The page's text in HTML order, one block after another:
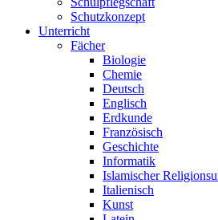
Schutzkonzept
Unterricht
Fächer
Biologie
Chemie
Deutsch
Englisch
Erdkunde
Französisch
Geschichte
Informatik
Islamischer
Italienisch
Kunst